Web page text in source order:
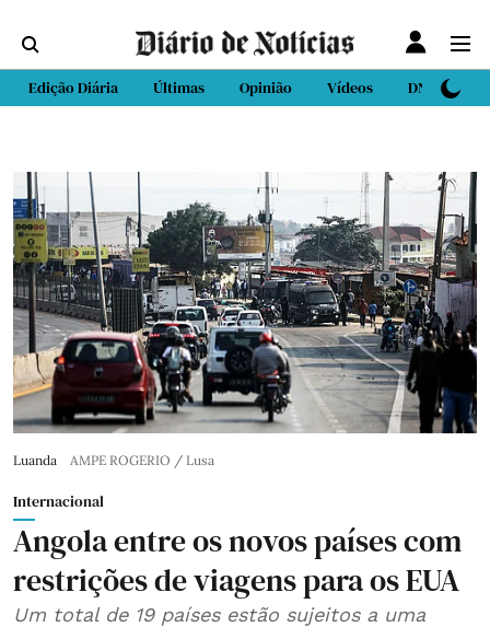
Edição Diária Últimas Opinião Vídeos DN Sport
Luanda AMPE ROGERIO / Lusa
Internacional
Angola entre os novos países com
restrições de viagens para os EUA
Um total de 19 países estão sujeitos a uma